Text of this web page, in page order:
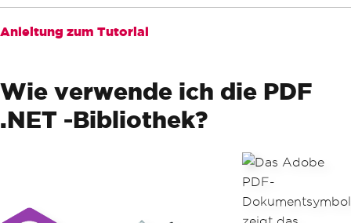
Anleitung zum Tutorial
Wie verwende ich die PDF
.NET -Bibliothek?